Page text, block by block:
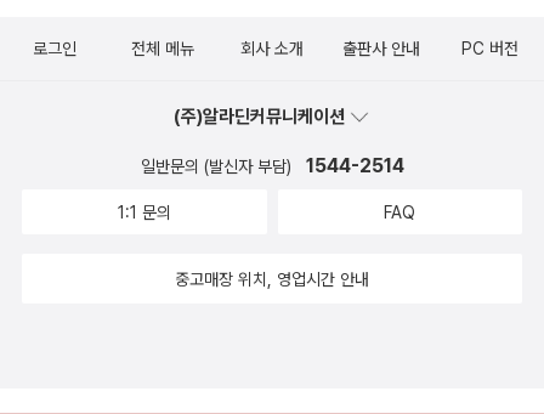
3열로 정비해서 상대에게 지속적 타격을 준 것을 들고 있다. 지나고
도의 변화로도 상대와의 싸움에을 승리로 가져갈 수 있었다. 그럼 인
사이트는 어떻게 길러질 수 있을까? 저자는 각종 기본분석법들을 정
고를 통해 엮어낸다. 이렇게 현황을 파악해 가설을 수립한 다음 이를
시야의 폭을 넓히거나 아주 깊게 내려가는 식으로 대상을 다르게 보
로그인 전체 메뉴 회사 소개 출판사 안내 PC 버전
(주)알라딘커뮤니케이션
일반문의 (발신자 부담) 1544-2514
1:1 문의 FAQ
중고매장 위치, 영업시간 안내